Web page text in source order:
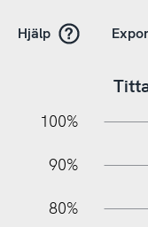
Hjälp
100%
90%
80%